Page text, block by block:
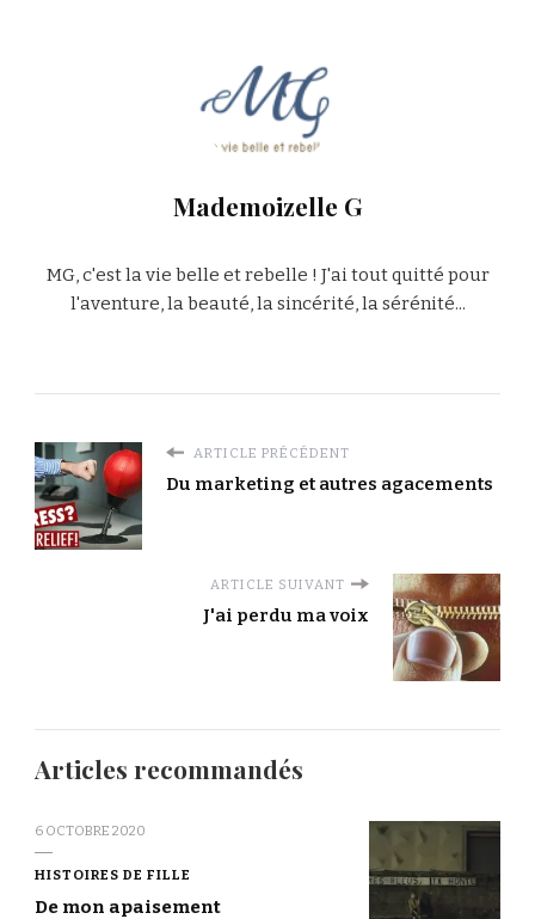
Mademoizelle G
MG, c'est la vie belle et rebelle ! J'ai tout quitté pour
l'aventure, la beauté, la sincérité, la sérénité...
ARTICLE PRÉCÉDENT
Du marketing et autres agacements
ARTICLE SUIVANT
J'ai perdu ma voix
Articles recommandés
6 OCTOBRE 2020
HISTOIRES DE FILLE
De mon apaisement